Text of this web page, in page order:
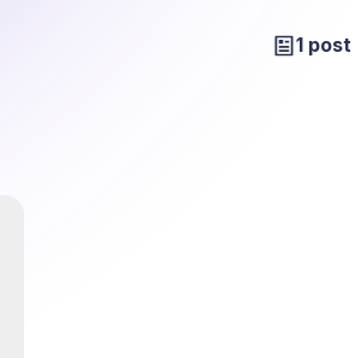
1 post